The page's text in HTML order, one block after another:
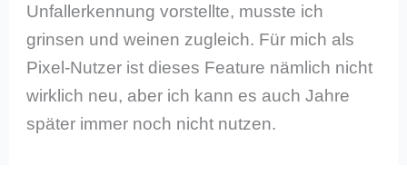
Unfallerkennung vorstellte, musste ich
grinsen und weinen zugleich. Für mich als
Pixel-Nutzer ist dieses Feature nämlich nicht
wirklich neu, aber ich kann es auch Jahre
später immer noch nicht nutzen.